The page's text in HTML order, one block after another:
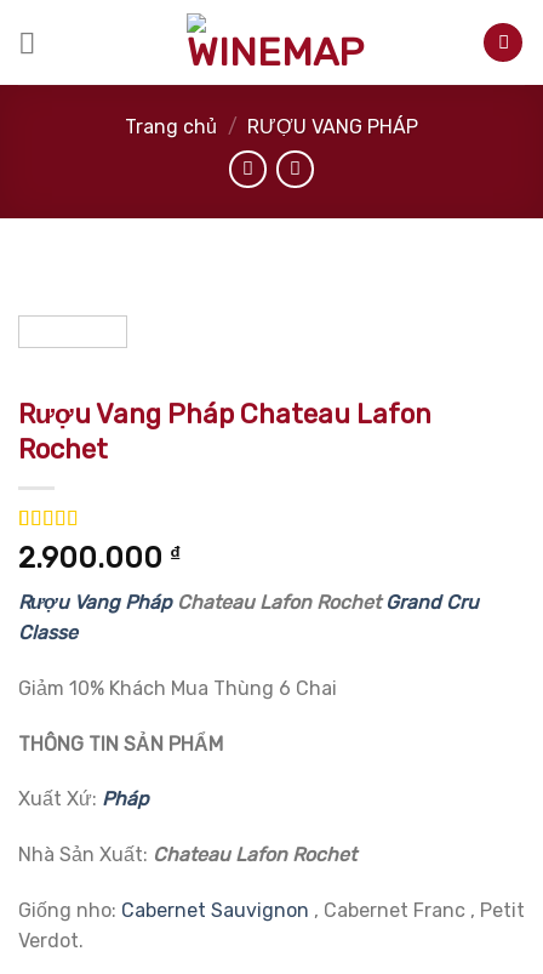
Trang chủ / RƯỢU VANG PHÁP
Rượu Vang Pháp Chateau Lafon
Rochet
5.00trên 5
dựa trên
1
2.900.000 ₫
Rượu Vang PhápChateau Lafon RochetGrand Cru
Classe
Giảm 10% Khách Mua Thùng 6 Chai
THÔNG TIN SẢN PHẨM
Xuất Xứ: Pháp
Nhà Sản Xuất: Chateau Lafon Rochet
Giống nho: Cabernet Sauvignon , Cabernet Franc , Petit
Verdot.